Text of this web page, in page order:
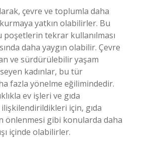
çevre ve toplumla daha
yatkın olabilirler. Bu
poşetlerin tekrar kullanılması
daha yaygın olabilir. Çevre
ve sürdürülebilir yaşam
kadınlar, bu tür
fazla yönelme eğilimindedir.
ev işleri ve gıda
için, gıda
önlenmesi gibi konularda daha
içinde olabilirler.